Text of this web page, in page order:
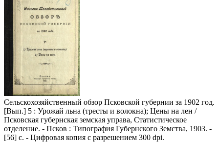
Сельскохозяйственный обзор Псковской губернии за 1902 год.
[Вып.] 5 : Урожай льна (тресты и волокна); Цены на лен /
Псковская губернская земская управа, Статистическое
отделение. - Псков : Типография Губернского Земства, 1903. -
[56] с. - Цифровая копия с разрешением 300 dpi.